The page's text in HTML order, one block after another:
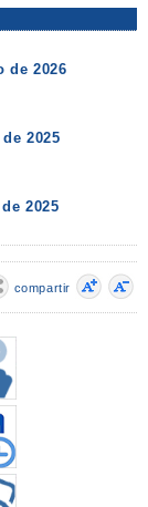
de 2026
2025
2025
compartir